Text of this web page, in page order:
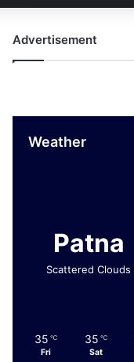
Advertisement
Weather
Patna
Scattered Clouds
35 ℃
Fri
35 ℃
Sat